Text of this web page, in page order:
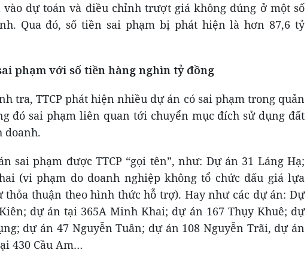
dự toán và điều chỉnh trượt giá không đúng ở một số
Qua đó, số tiền sai phạm bị phát hiện là hơn 87,6 tỷ
phạm với số tiền hàng nghìn tỷ đồng
tra, TTCP phát hiện nhiều dự án có sai phạm trong quản
đó sai phạm liên quan tới chuyển mục đích sử dụng đất
doanh.
sai phạm được TTCP “gọi tên”, như: Dự án 31 Láng Hạ;
(vi phạm do doanh nghiệp không tổ chức đấu giá lựa
thỏa thuận theo hình thức hỗ trợ). Hay như các dự án: Dự
dự án tại 365A Minh Khai; dự án 167 Thụy Khuê; dự
dự án 47 Nguyễn Tuân; dự án 108 Nguyễn Trãi, dự án
430 Cầu Am…